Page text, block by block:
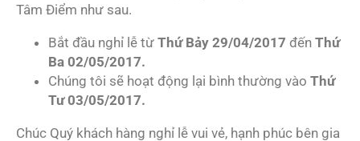
Tâm Điểm như sau.
Bắt đầu nghỉ lễ từ Thứ Bảy 29/04/2017 đến Thứ
Ba 02/05/2017.
Chúng tôi sẽ hoạt động lại bình thường vào Thứ
Tư 03/05/2017.
Chúc Quý khách hàng nghỉ lễ vui vẻ, hạnh phúc bên gia